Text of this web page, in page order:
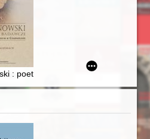
: Rahel Varnhagen und
the Catholic Church in the context
: poeta europejski i narodowy